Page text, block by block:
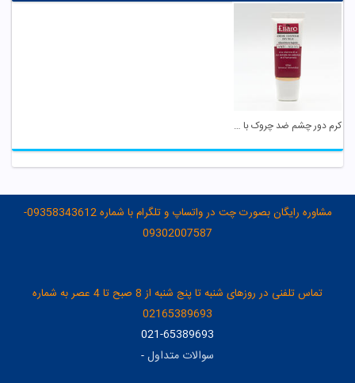
کرم دور چشم ضد چروک با خاصیت لیفتینگ الارو
مشاوره رایگان بصورت چت در واتساپ و تلگرام با شماره 09358343612-
09302007587
تماس تلفنی در روزهای شنبه تا پنج شنبه از 8 صبح تا 4 عصر به شماره
02165389693
021-65389693
سوالات متداول-